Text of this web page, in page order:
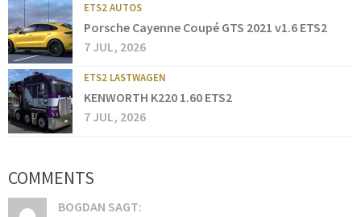
ETS2 AUTOS
Porsche Cayenne Coupé GTS 2021 v1.6 ETS2
7 JUL, 2026
ETS2 LASTWAGEN
KENWORTH K220 1.60 ETS2
7 JUL, 2026
COMMENTS
BOGDAN SAGT: